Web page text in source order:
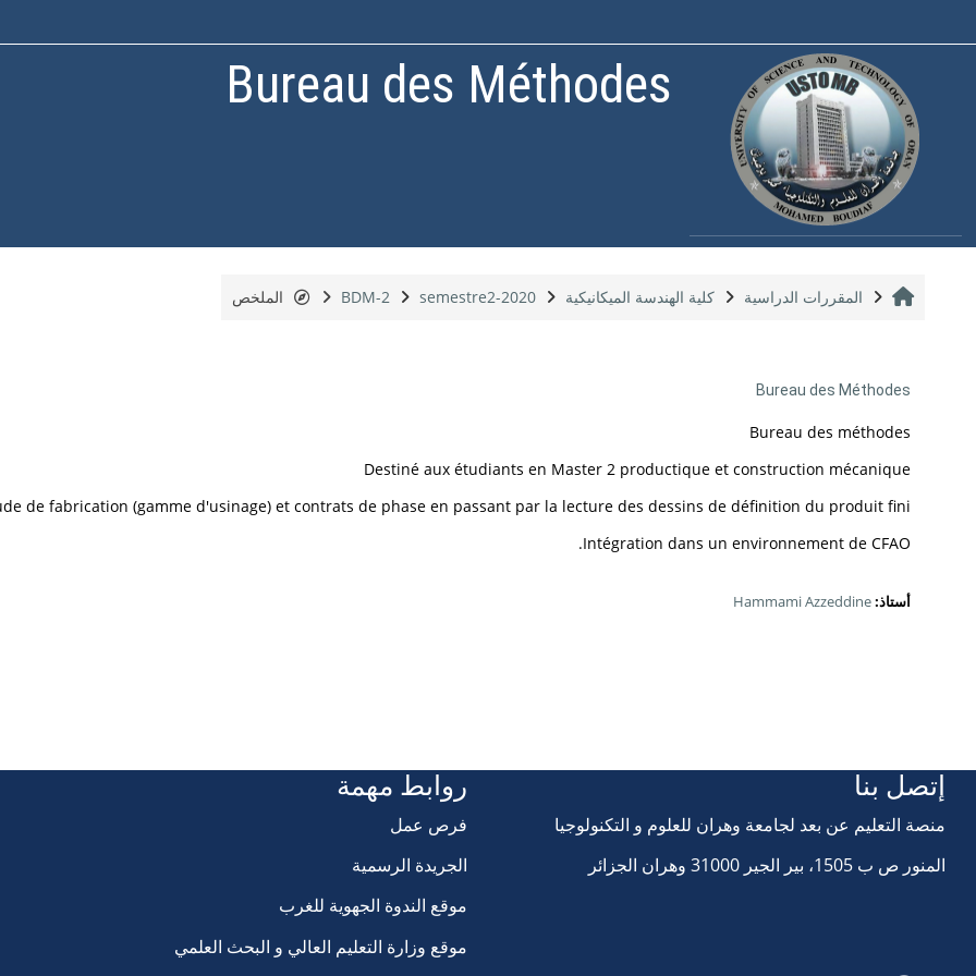
Bureau des Méthodes
الصفحة الرئيسية
المقررات الدراسية كلية الهندسة الميكانيكية semestre2-2020
BDM-2 الملخص
Bureau des Méthodes
Bureau des méthodes
Destiné aux étudiants en Master 2 productique et construction mécanique
de fabrication (gamme d'usinage) et contrats de phase en passant par la lecture des dessins de définition du produit fini.
Intégration dans un environnement de CFAO.
أستاذ:Hammami Azzeddine
إتصل بنا
منصة التعليم عن بعد لجامعة وهران للعلوم و التكنولوجيا
المنور ص ب 1505، بير الجير 31000 وهران الجزائر
روابط مهمة
فرص عمل
الجريدة الرسمية
موقع الندوة الجهوية للغرب
موقع وزارة التعليم العالي و البحث العلمي